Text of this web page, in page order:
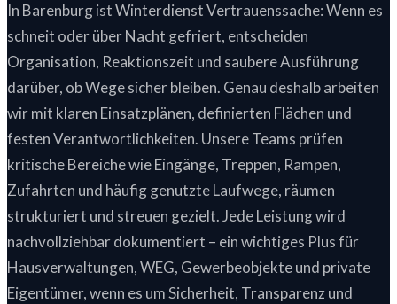
In Barenburg ist Winterdienst Vertrauenssache: Wenn es
schneit oder über Nacht gefriert, entscheiden
Organisation, Reaktionszeit und saubere Ausführung
darüber, ob Wege sicher bleiben. Genau deshalb arbeiten
wir mit klaren Einsatzplänen, definierten Flächen und
festen Verantwortlichkeiten. Unsere Teams prüfen
kritische Bereiche wie Eingänge, Treppen, Rampen,
Zufahrten und häufig genutzte Laufwege, räumen
strukturiert und streuen gezielt. Jede Leistung wird
nachvollziehbar dokumentiert – ein wichtiges Plus für
Hausverwaltungen, WEG, Gewerbeobjekte und private
Eigentümer, wenn es um Sicherheit, Transparenz und